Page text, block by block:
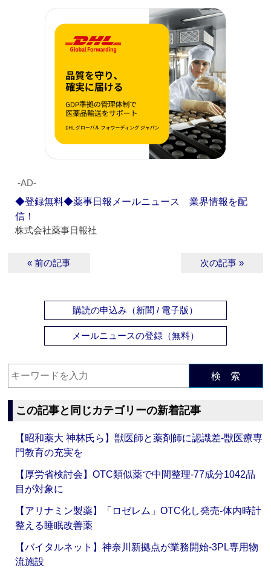
‐AD‐
◆登録無料◆薬事日報メールニュース 業界情報を配
信！
株式会社薬事日報社
« 前の記事 次の記事 »
購読の申込み（新聞 / 電子版）
メールニュースの登録（無料）
検 索
この記事と同じカテゴリーの新着記事
【昭和薬大 神林氏ら】獣医師と薬剤師に認識差‐獣医療専
門教育の充実を
【厚労省検討会】OTC類似薬で中間整理‐77成分1042品
目が対象に
【アリナミン製薬】「ロゼレム」OTC化し発売‐体内時計
整える睡眠改善薬
【バイタルネット】神奈川新拠点が業務開始‐3PL専用物
流施設